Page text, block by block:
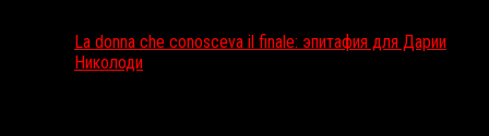
La donna che conosceva il finale: эпитафия для Дарии
Николоди